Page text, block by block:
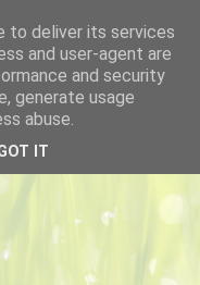
to deliver its services
and user-agent are
and security
generate usage
abuse.
IT